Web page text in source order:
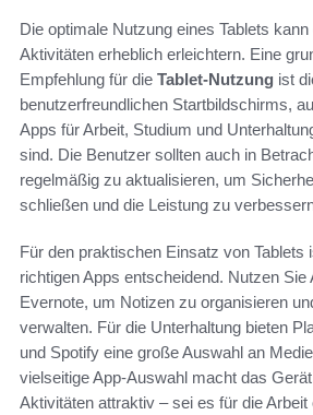
Die optimale Nutzung eines Tablets
Aktivitäten erheblich erleichtern. Eine
Empfehlung für die Tablet-Nutzung ist
benutzerfreundlichen Startbildschirms,
Apps für Arbeit, Studium und
sind. Die Benutzer sollten auch in
regelmäßig zu aktualisieren, um
schließen und die Leistung zu
Für den praktischen Einsatz von Tablets
richtigen Apps entscheidend. Nutzen Sie
Evernote, um Notizen zu organisieren
verwalten. Für die Unterhaltung bieten
und Spotify eine große Auswahl an
vielseitige App-Auswahl macht das
Aktivitäten attraktiv – sei es für die